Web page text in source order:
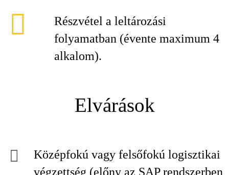
Részvétel a leltározási
folyamatban (évente maximum 4
alkalom).
Elvárások
Középfokú vagy felsőfokú logisztikai
végzettség (előny az SAP rendszerben